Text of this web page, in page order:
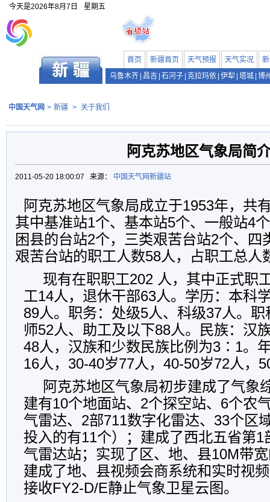
今天是2026年8月7日 星期五
首页 新疆首页 天气预报 天气实况
乌鲁木齐 昌吉 石河子 克拉玛依 伊犁 塔城 博
中国天气网 > 新疆 > 关于我们
阿克苏地区气象局简
2011-05-20 18:00:07 来源： 中国天气网新疆站
阿克苏地区气象局成立于1953年，共
其中基准站1个、基本站5个、一般站4
困县的台站2个，三类艰苦台站2个、四
艰苦台站的职工人数58人，占职工总人
现有在职职工202 人，其中正式职
工14人，退休干部63人。学历：本科
89人。职务：处级5人、科级37人。
师52人、助工及以下88人。民族：汉
48人，汉族和少数民族比例为3∶1。
16人，30-40岁77人，40-50岁72人，
阿克苏地区气象局初步建成了气象
建有10个地面站、2个探空站、6个农
气雷达、2部711数字化雷达、33个区
投入的有11个）；建成了西北五省第1
气雷达站；实现了区、地、县10M带
建成了地、县视频会商系统和实时视
接收FY2-D/E静止气象卫星云图。